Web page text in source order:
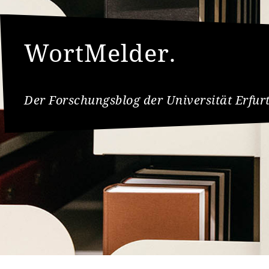
WortMelder.
Der Forschungsblog der Universität